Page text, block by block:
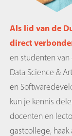
Als lid van de
direct
en studenten
Data Science &
en
kun je kennis
docenten en
gastcollege,